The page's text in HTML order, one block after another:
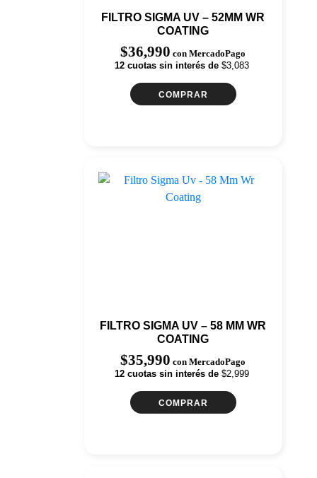
FILTRO SIGMA UV – 52MM WR
COATING
$36,990 con MercadoPago
12 cuotas sin interés de $3,083
COMPRAR
FILTRO SIGMA UV – 58 MM WR
COATING
$35,990 con MercadoPago
12 cuotas sin interés de $2,999
COMPRAR